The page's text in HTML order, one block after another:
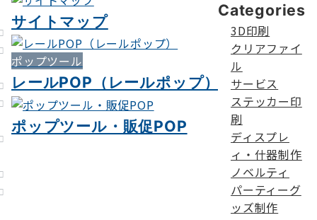
サイトマップ
ポップツール
レールPOP（レールポップ）
ポップツール・販促POP
Categories
3D印刷
クリアファイ
ル
サービス
ステッカー印
刷
ディスプレ
ィ・什器制作
ノベルティ
パーティーグ
ッズ制作